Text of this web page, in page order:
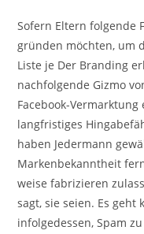
Sofern Eltern folgende
gründen möchten, um
Liste je Der Branding
nachfolgende Gizmo
Facebook-
langfristiges
haben Jedermann
Markenbekanntheit
weise fabrizieren
sagt, sie seien. Es
infolgedessen, Spam